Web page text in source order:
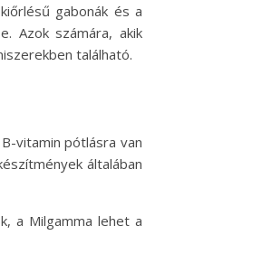
gabonák és a
Azok számára, akik
található.
vitamin pótlásra van
általában
a Milgamma lehet a